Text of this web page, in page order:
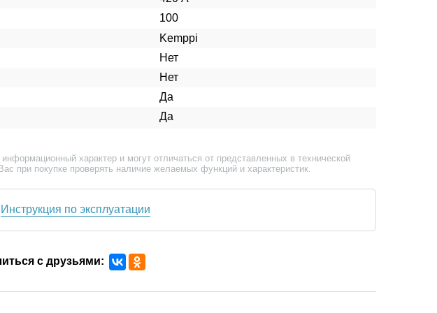
100
Kemppi
Нет
Нет
Да
Да
характер и могут отличаться от представленных в технической
при покупке проверять наличие желаемых функций и характеристик.
Инструкция по эксплуатации
с друзьями: